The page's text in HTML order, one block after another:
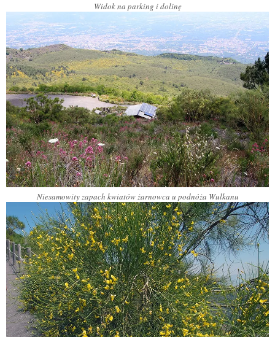
Widok na parking i dolinę
Niesamowity zapach kwiatów żarnowca u podnóża Wulkanu